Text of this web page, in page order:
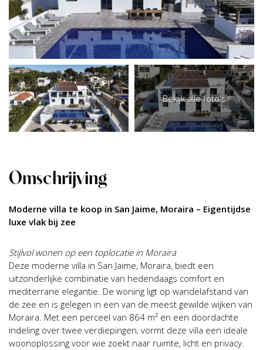
Bekijk alle foto's
Omschrijving
Moderne villa te koop in San Jaime, Moraira – Eigentijdse
luxe vlak bij zee
Stijlvol wonen op een toplocatie in Moraira
Deze moderne villa in San Jaime, Moraira, biedt een
uitzonderlijke combinatie van hedendaags comfort en
mediterrane elegantie. De woning ligt op wandelafstand van
de zee en is gelegen in een van de meest gewilde wijken van
Moraira. Met een perceel van 864 m² en een doordachte
indeling over twee verdiepingen, vormt deze villa een ideale
woonoplossing voor wie zoekt naar ruimte, licht en privacy.